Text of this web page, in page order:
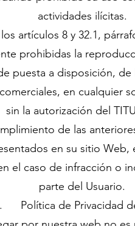
actividades ilícitas.
artículos 8 y 32.1,
prohibidas la
puesta a disposición,
en cualquier
sin la autorización del
de las
en su sitio Web,
el caso de infracción o
parte del Usuario.
Política de Privacidad